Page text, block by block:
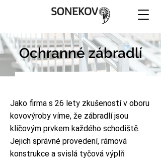
Ochranné zábradlí
Jako firma s 26 lety zkušeností v oboru
kovovýroby víme, že zábradlí jsou
klíčovým prvkem každého schodiště.
Jejich správné provedení, rámová
konstrukce a svislá tyčová výplň